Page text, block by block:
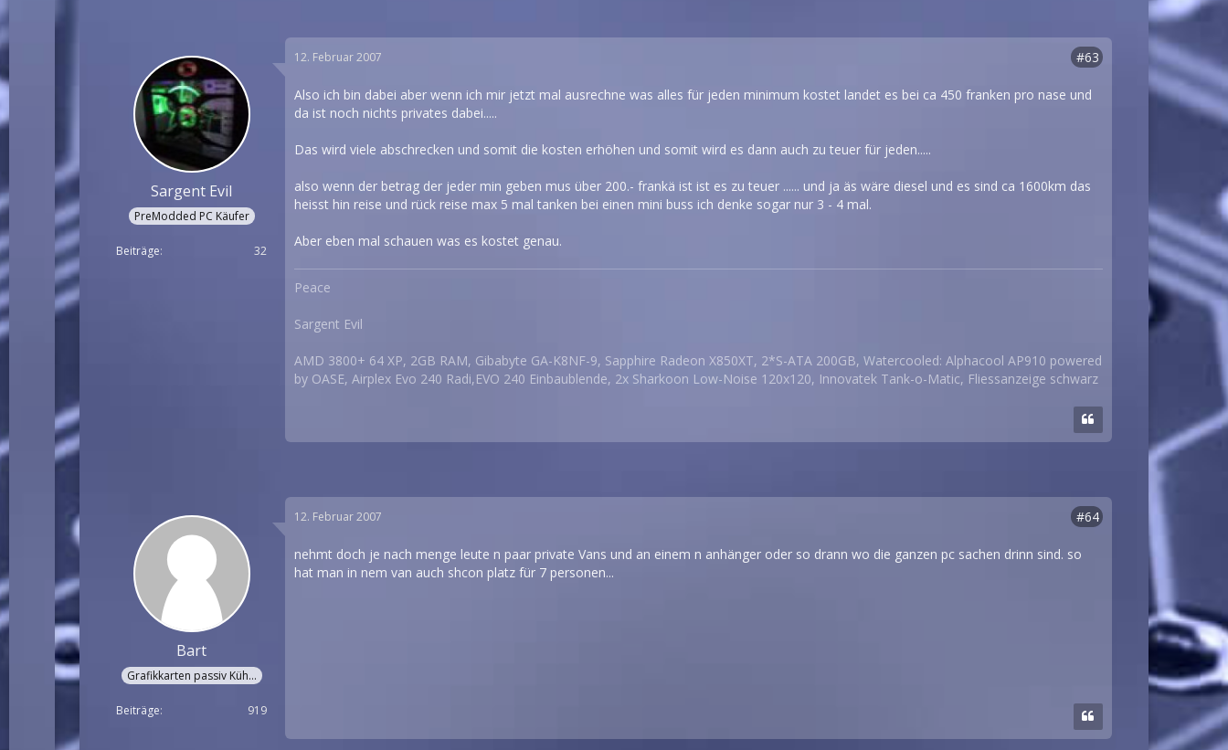
Sargent Evil
PreModded PC Käufer
Beiträge 32
12. Februar 2007 #63
Also ich bin dabei aber wenn ich mir jetzt mal ausrechne was alles für jeden minimum kostet landet es bei ca 450 franken pro nase und
da ist noch nichts privates dabei.....
Das wird viele abschrecken und somit die kosten erhöhen und somit wird es dann auch zu teuer für jeden.....
also wenn der betrag der jeder min geben mus über 200.- frankä ist ist es zu teuer ...... und ja äs wäre diesel und es sind ca 1600km das
heisst hin reise und rück reise max 5 mal tanken bei einen mini buss ich denke sogar nur 3 - 4 mal.
Aber eben mal schauen was es kostet genau.
Peace
Sargent Evil
AMD 3800+ 64 XP, 2GB RAM, Gibabyte GA-K8NF-9, Sapphire Radeon X850XT, 2*S-ATA 200GB, Watercooled: Alphacool AP910 powered
by OASE, Airplex Evo 240 Radi,EVO 240 Einbaublende, 2x Sharkoon Low-Noise 120x120, Innovatek Tank-o-Matic, Fliessanzeige schwarz
Bart
Grafikkarten passiv Kühler
Beiträge 919
12. Februar 2007 #64
nehmt doch je nach menge leute n paar private Vans und an einem n anhänger oder so drann wo die ganzen pc sachen drinn sind. so
hat man in nem van auch shcon platz für 7 personen...